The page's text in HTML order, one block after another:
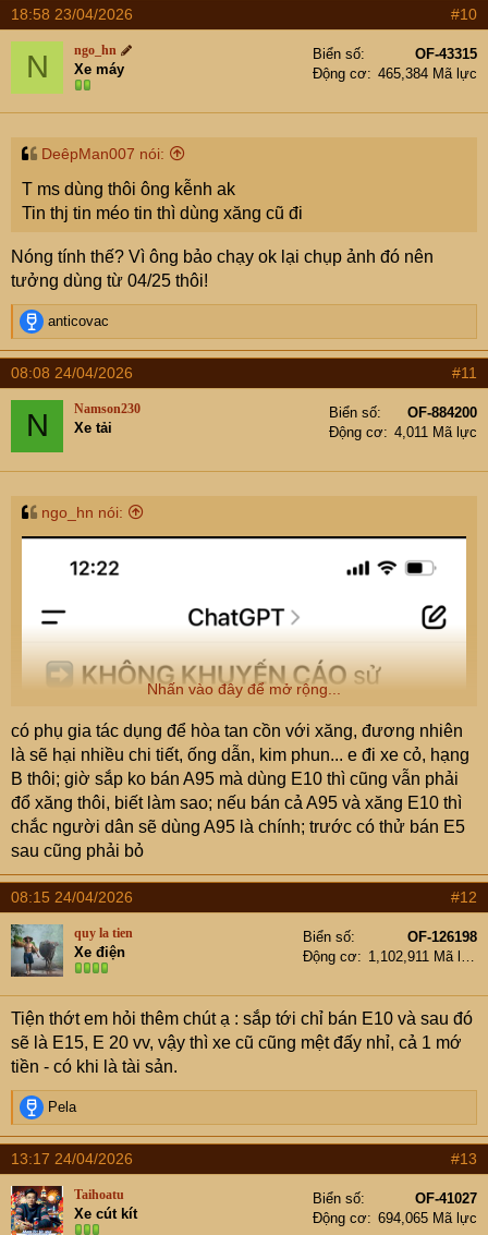
18:58 23/04/2026 #10
N ngo_hn
Xe máy
Biển số
OF-43315
Động cơ
465,384 Mã lực
DeêpMan007 nói:
T ms dùng thôi ông kễnh ak
Tin thj tin méo tin thì dùng xăng cũ đi
Nóng tính thế? Vì ông bảo chạy ok lại chụp ảnh đó nên
tưởng dùng từ 04/25 thôi!
R
e
a
c
t
n
s
anticovac
08:08 24/04/2026 #11
N Namson230
Xe tải
Biển số
OF-884200
Động cơ
4,011 Mã lực
ngo_hn nói:
Nhấn vào đây để mở rộng...
có phụ gia tác dụng để hòa tan cồn với xăng, đương nhiên
là sẽ hại nhiều chi tiết, ống dẫn, kim phun... e đi xe cỏ, hạng
B thôi; giờ sắp ko bán A95 mà dùng E10 thì cũng vẫn phải
đổ xăng thôi, biết làm sao; nếu bán cả A95 và xăng E10 thì
chắc người dân sẽ dùng A95 là chính; trước có thử bán E5
sau cũng phải bỏ
08:15 24/04/2026 #12
quy la tien
Xe điện
Biển số
OF-126198
Động cơ
Tiện thớt em hỏi thêm chút ạ : sắp tới chỉ bán E10 và sau đó
sẽ là E15, E 20 vv, vậy thì xe cũ cũng mệt đấy nhỉ, cả 1 mớ
tiền - có khi là tài sản.
R
e
a
t
i
o
Pela
13:17 24/04/2026 #13
Taihoatu
Xe cút kít
Biển số
OF-41027
Động cơ
694,065 Mã lực